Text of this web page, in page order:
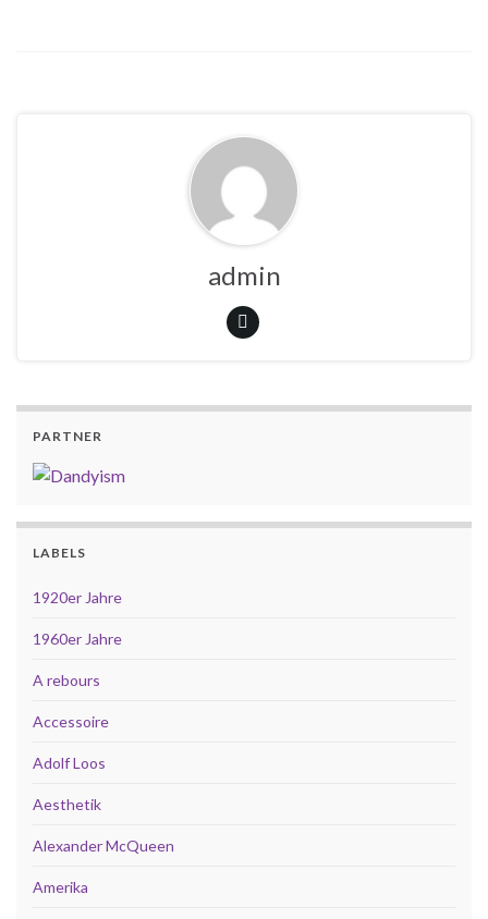
admin
PARTNER
LABELS
1920er Jahre
1960er Jahre
A rebours
Accessoire
Adolf Loos
Aesthetik
Alexander McQueen
Amerika